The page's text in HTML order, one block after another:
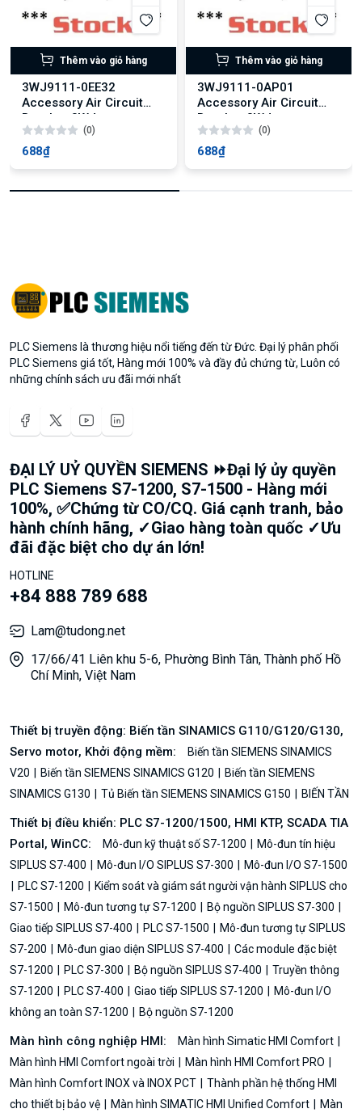
Thêm vào giỏ hàng
3WJ9111-0EE32
Accessory Air Circuit
Breaker 3WJ
(0)
688₫
Thêm vào giỏ hàng
3WJ9111-0AP01
Accessory Air Circuit
Breaker 3WJ
(0)
688₫
PLC Siemens là thương hiệu nổi tiếng đến từ Đức. Đại lý phân phối
PLC Siemens giá tốt, Hàng mới 100% và đầy đủ chứng từ, Luôn có
những chính sách ưu đãi mới nhất
ĐẠI LÝ UỶ QUYỀN SIEMENS ⏩Đại lý ủy quyền
PLC Siemens S7-1200, S7-1500 - Hàng mới
100%, ✅Chứng từ CO/CQ. Giá cạnh tranh, bảo
hành chính hãng, ✓Giao hàng toàn quốc ✓Ưu
đãi đặc biệt cho dự án lớn!
HOTLINE
+84 888 789 688
Lam@tudong.net
17/66/41 Liên khu 5-6, Phường Bình Tân, Thành phố Hồ
Chí Minh, Việt Nam
Thiết bị truyền động: Biến tần SINAMICS G110/G120/G130,
Servo motor, Khởi động mềm:
Biến tần SIEMENS SINAMICS
V20
Biến tần SIEMENS SINAMICS G120
Biến tần SIEMENS
SINAMICS G130
Tủ Biến tần SIEMENS SINAMICS G150 BIẾN TẦN
Thiết bị điều khiển: PLC S7-1200/1500, HMI KTP, SCADA TIA
Portal, WinCC:
Mô-đun kỹ thuật số S7-1200
Mô-đun tín hiệu
SIPLUS S7-400
Mô-đun I/O SIPLUS S7-300
Mô-đun I/O S7-1500
PLC S7-1200
Kiểm soát và giám sát người vận hành SIPLUS cho
S7-1500
Mô-đun tương tự S7-1200
Bộ nguồn SIPLUS S7-300
Giao tiếp SIPLUS S7-400
PLC S7-1500
Mô-đun tương tự SIPLUS
S7-200
Mô-đun giao diện SIPLUS S7-400
Các module đặc biệt
S7-1200
PLC S7-300 Bộ nguồn SIPLUS S7-400
Truyền thông
S7-1200
PLC S7-400 Giao tiếp SIPLUS S7-1200
Mô-đun I/O
không an toàn S7-1200
Bộ nguồn S7-1200
Màn hình công nghiệp HMI:
Màn hình Simatic HMI Comfort
Màn hình HMI Comfort ngoài trời
Màn hình HMI Comfort PRO
Màn hình Comfort INOX và INOX PCT
Thành phần hệ thống HMI
cho thiết bị bảo vệ
Màn hình SIMATIC HMI Unified Comfort
Màn